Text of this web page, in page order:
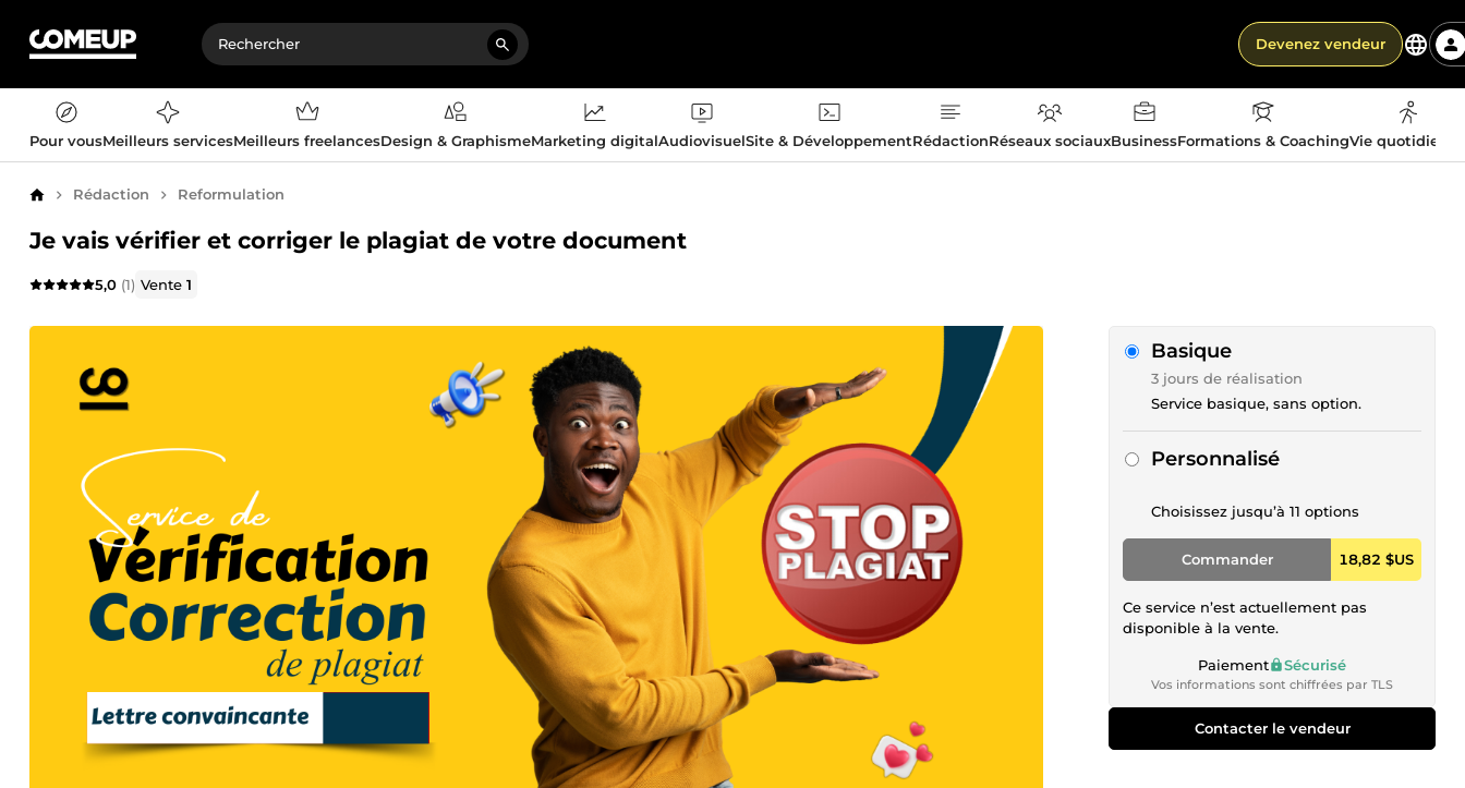
Devenez vendeur
Pour vousMeilleurs servicesMeilleurs freelancesDesign & GraphismeMarketing digitalAudiovisuelSite & DéveloppementRédactionRéseaux sociauxBusinessFormations & CoachingVie
AccueilRédaction Reformulation
Je vais vérifier et corriger le plagiat de votre document
5,0 (1) Vente1
Basique
3 jours de réalisation
Service basique, sans option.
Personnalisé
Choisissez jusqu’à 11 options
Commander 18,82 $US
Ce service n’est actuellement pas
disponible à la vente.
Paiement Sécurisé
Vos informations sont chiffrées par TLS
Contacter le vendeur